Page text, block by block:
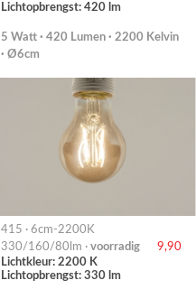
Lichtopbrengst: 420 lm
5 Watt · 420 Lumen · 2200 Kelvin
· Ø6cm
415 · 6cm-2200K
330/160/80lm · voorradig
9,90
Lichtkleur: 2200 K
Lichtopbrengst: 330 lm